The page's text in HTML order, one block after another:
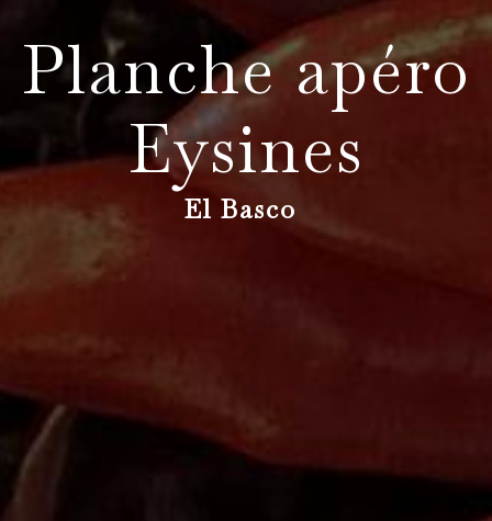
Planche apéro
Eysines
El Basco